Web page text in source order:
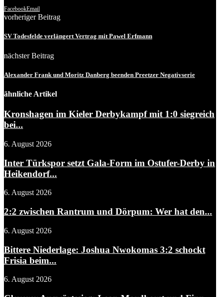
FacebookEmail
vorheriger Beitrag
SV Todesfelde verlängert Vertrag mit Pawel Erfmann
nächster Beitrag
Alexander Frank und Moritz Danberg beenden Preetzer Negativserie
ähnliche Artikel
Kronshagen im Kieler Derbykampf mit 1:0 siegreich
bei...
6. August 2026
Inter Türkspor setzt Gala-Form im Ostufer-Derby in
Heikendorf...
6. August 2026
2:2 zwischen Rantrum und Dörpum: Wer hat den...
6. August 2026
Bittere Niederlage: Joshua Nwokomas 3:2 schockt
Frisia beim...
6. August 2026